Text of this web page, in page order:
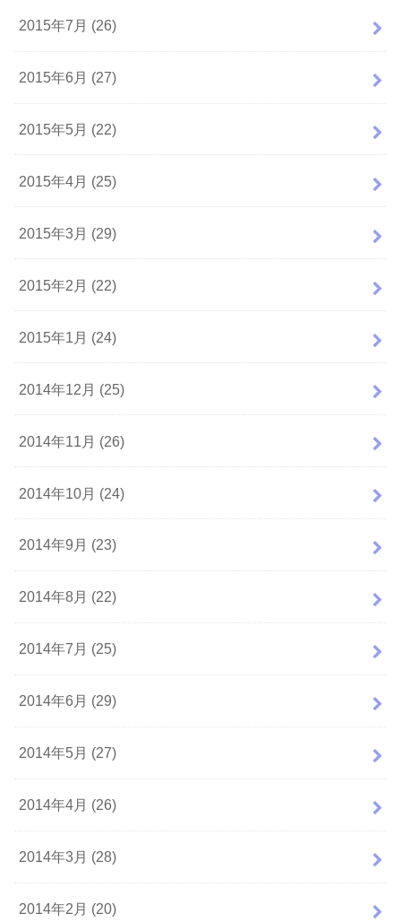
2015年7月 (26)
2015年6月 (27)
2015年5月 (22)
2015年4月 (25)
2015年3月 (29)
2015年2月 (22)
2015年1月 (24)
2014年12月 (25)
2014年11月 (26)
2014年10月 (24)
2014年9月 (23)
2014年8月 (22)
2014年7月 (25)
2014年6月 (29)
2014年5月 (27)
2014年4月 (26)
2014年3月 (28)
2014年2月 (20)